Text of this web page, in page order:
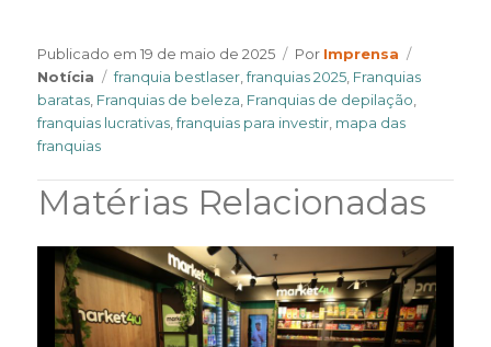
Publicado em19 de maio de 2025 Por Author
Imprensa
Notícia
Tags
franquia bestlaser ,franquias 2025 Franquias
baratas Franquias de beleza Franquias de depilação
franquias lucrativas ,franquias para investir mapa das
franquias
Matérias Relacionadas